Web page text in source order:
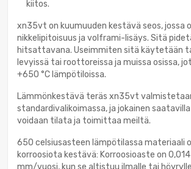
kiitos.
xn35vt on kuumuuden kestävä seos, jossa
nikkelipitoisuus ja volframi-lisäys. Sitä
hitsattavana. Useimmiten sitä käytetään
levyissä tai roottoreissa ja muissa osissa,
+650 °C lämpötiloissa.
Lämmönkestävä teräs xn35vt
standardivalikoimassa, ja jokainen
voidaan tilata ja toimittaa meiltä.
650 celsiusasteen lämpötilassa materiaali
korroosiota kestävä: Korroosioaste on